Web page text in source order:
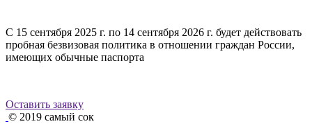
С 15 сентября 2025 г. по 14 сентября 2026 г. будет действовать
пробная безвизовая политика в отношении граждан России,
имеющих обычные паспорта
Оставить заявку
© 2019 самый сок